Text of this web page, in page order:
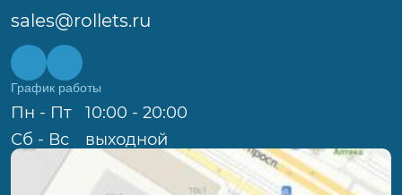
sales@rollets.ru
График работы
Пн - Пт
10:00 - 20:00
Сб - Вс
выходной